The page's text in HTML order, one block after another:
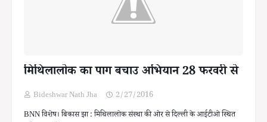
मिथिलालोक का पाग बचाउ अभियान 28 फरवरी से
Bideshwar Nath Jha
2/27/2016
BNN विशेष। बिकास झा : मिथिलालोक संस्था की ओर से दिल्ली के आईटीओ स्थित